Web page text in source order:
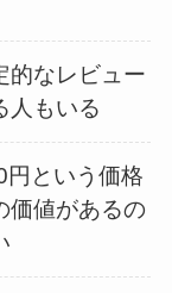
的なレビュー
人もいる
円という価格
価値があるの